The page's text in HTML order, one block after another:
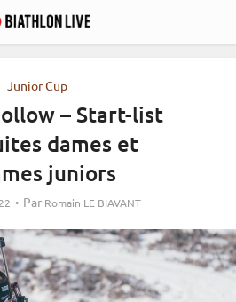
Junior Cup
– Start-list
dames et
juniors
Par Romain LE BIAVANT